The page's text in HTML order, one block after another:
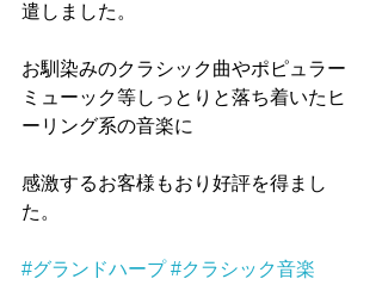
遣しました。
お馴染みのクラシック曲やポピュラー
ミューック等しっとりと落ち着いたヒ
ーリング系の音楽に
感激するお客様もおり好評を得まし
た。
#グランドハープ #クラシック音楽